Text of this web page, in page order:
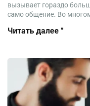
вызывает гораздо
само общение. Во
Читать далее "